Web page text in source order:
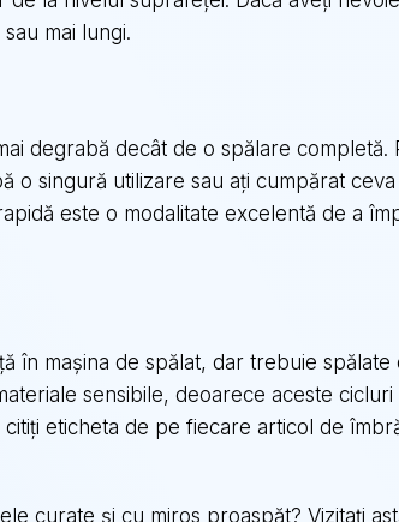
mai lungi.
degrabă decât de o spălare completă.
singură utilizare sau ați cumpărat ceva
este o modalitate excelentă de a
în mașina de spălat, dar trebuie spălate
sensibile, deoarece aceste cicluri
eticheta de pe fiecare articol de
curate și cu miros proaspăt? Vizitați